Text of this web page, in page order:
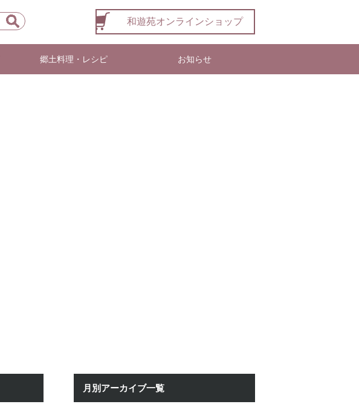
和遊苑オンラインショップ
郷土料理・レシピ お知らせ
月別アーカイブ一覧